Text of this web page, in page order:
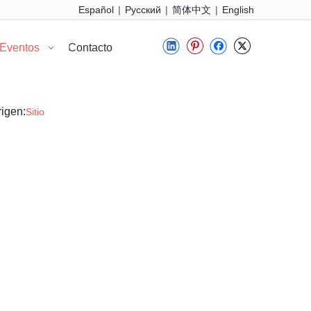
Español | Pусский | 简体中文 | English
Contacto
Sitio